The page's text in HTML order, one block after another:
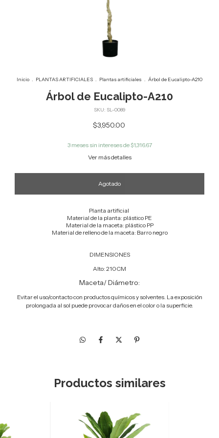
Inicio . PLANTAS ARTIFICIALES . Plantas artificiales . Árbol de Eucalipto-A210
Árbol de Eucalipto-A210
SKU: SL-0089
$3,950.00
3 meses sin intereses de $1,316.67
Ver más detalles
Planta artificial
Material de la planta: plástico PE
Material de la maceta: plástico PP
Material de relleno de la maceta: Barro negro
DIMENSIONES
Alto: 210CM
Maceta/ Diámetro:
Evitar el uso/contacto con productos químicos y solventes. La exposición
prolongada al sol puede provocar daños en el color o la superficie.
Productos similares